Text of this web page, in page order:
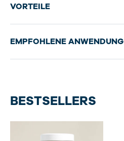
VORTEILE
EMPFOHLENE ANWENDUNG
BESTSELLERS